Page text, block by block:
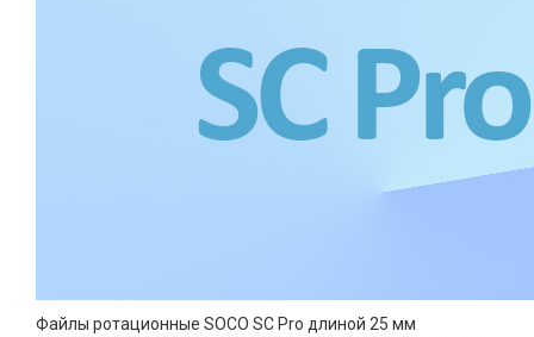
Файлы ротационные SOCO SC Pro длиной 25 мм